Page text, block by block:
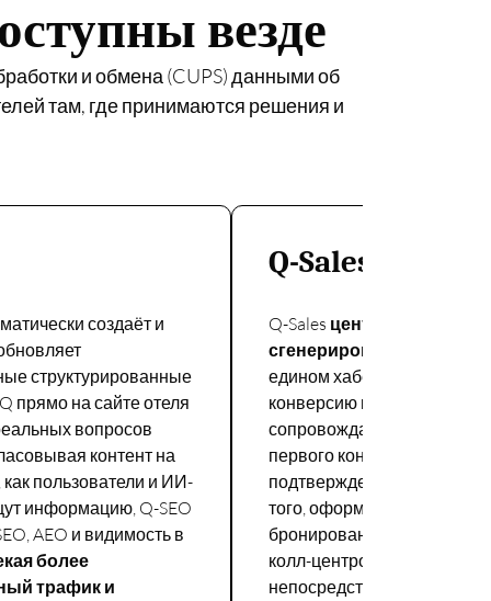
везде
и обмена (CUPS) данными об
там, где принимаются решения и
создаёт и
структурированные
прямо на сайте отеля
вопросов
контент на
как пользователи и ИИ-
информацию, Q-SEO
AEO и видимость в
более
трафик и
Q-Sales
Q-Sales централизует
сгенерированные Velma
едином хабе и
конверсию в
сопровождает каждый лид
первого контакта до
подтверждения,
того, оформляется ли
бронирование отделом
колл-центром или
непосредственно Velma,